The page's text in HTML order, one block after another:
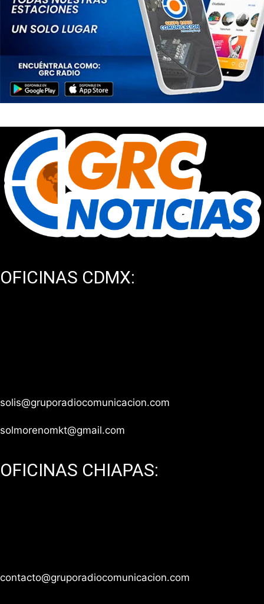
OFICINAS CDMX:
solis@gruporadiocomunicacion.com
solmorenomkt@gmail.com
OFICINAS CHIAPAS:
contacto@gruporadiocomunicacion.com